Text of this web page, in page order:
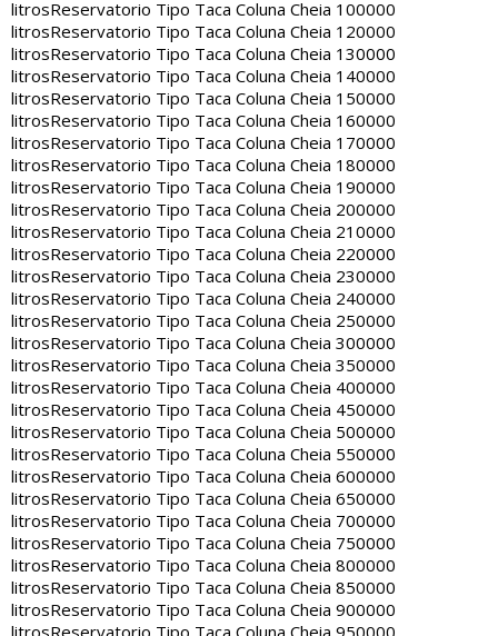
litrosReservatorio Tipo Taca Coluna Cheia 100000
litrosReservatorio Tipo Taca Coluna Cheia 120000
litrosReservatorio Tipo Taca Coluna Cheia 130000
litrosReservatorio Tipo Taca Coluna Cheia 140000
litrosReservatorio Tipo Taca Coluna Cheia 150000
litrosReservatorio Tipo Taca Coluna Cheia 160000
litrosReservatorio Tipo Taca Coluna Cheia 170000
litrosReservatorio Tipo Taca Coluna Cheia 180000
litrosReservatorio Tipo Taca Coluna Cheia 190000
litrosReservatorio Tipo Taca Coluna Cheia 200000
litrosReservatorio Tipo Taca Coluna Cheia 210000
litrosReservatorio Tipo Taca Coluna Cheia 220000
litrosReservatorio Tipo Taca Coluna Cheia 230000
litrosReservatorio Tipo Taca Coluna Cheia 240000
litrosReservatorio Tipo Taca Coluna Cheia 250000
litrosReservatorio Tipo Taca Coluna Cheia 300000
litrosReservatorio Tipo Taca Coluna Cheia 350000
litrosReservatorio Tipo Taca Coluna Cheia 400000
litrosReservatorio Tipo Taca Coluna Cheia 450000
litrosReservatorio Tipo Taca Coluna Cheia 500000
litrosReservatorio Tipo Taca Coluna Cheia 550000
litrosReservatorio Tipo Taca Coluna Cheia 600000
litrosReservatorio Tipo Taca Coluna Cheia 650000
litrosReservatorio Tipo Taca Coluna Cheia 700000
litrosReservatorio Tipo Taca Coluna Cheia 750000
litrosReservatorio Tipo Taca Coluna Cheia 800000
litrosReservatorio Tipo Taca Coluna Cheia 850000
litrosReservatorio Tipo Taca Coluna Cheia 900000